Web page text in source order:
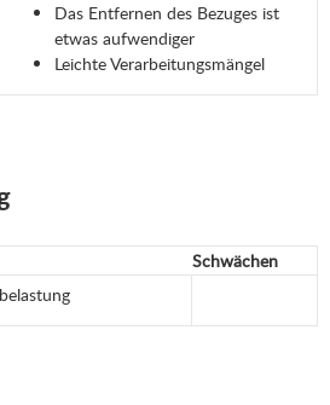
Das Entfernen des Bezuges ist
etwas aufwendiger
Leichte Verarbeitungsmängel
Schwächen